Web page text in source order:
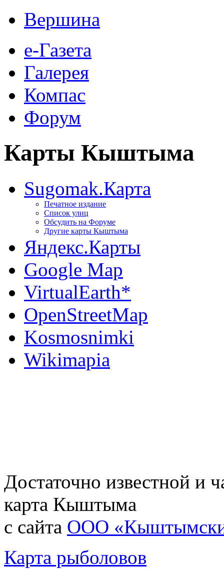
Вершина
е-Газета
Галерея
Компас
Форум
Карты Кыштыма
Sugomak.Карта
Печатное издание
Список улиц
Обсудить на Форуме
Другие карты Кыштыма
Яндекс.Карты
Google Map
VirtualEarth*
OpenStreetMap
Kosmosnimki
Wikimapia
Достаточно известной и
карта Кыштыма
с сайта ООО
Карта рыболовов